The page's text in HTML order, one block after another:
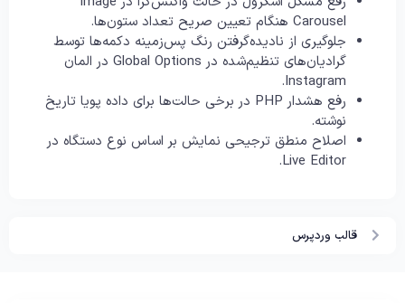
Carousel هنگام تعیین صریح تعداد ستون‌ها.
جلوگیری از نادیده‌گرفتن رنگ پس‌زمینه دکمه‌ها توسط
گرادیان‌های تنظیم‌شده در Global Options در المان
Instagram.
رفع هشدا‌ر PHP در برخی حالت‌ها برای داده پویا تاریخ
نوشته.
اصلاح منطق ترجیحی نمایش بر اساس نوع دستگاه در
Live Editor.
قالب وردپرس